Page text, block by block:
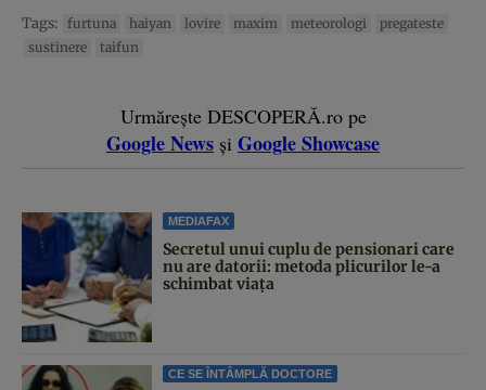
Tags: furtuna haiyan lovire maxim meteorologi
pregateste
sustinere
taifun
Urmărește DESCOPERĂ.ro pe
Google News și Google Showcase
MEDIAFAX
Secretul unui cuplu de pensionari care
nu are datorii: metoda plicurilor le-a
schimbat viața
CE SE ÎNTÂMPLĂ DOCTORE